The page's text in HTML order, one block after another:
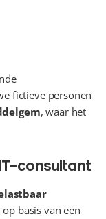
fictieve personen
, waar het
IT-consultant
basis van een